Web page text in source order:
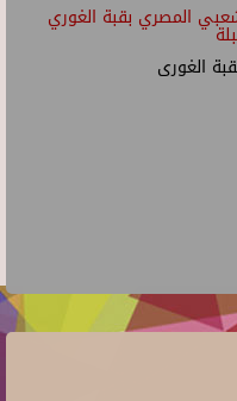
المصري بقبة الغوري
الغورى